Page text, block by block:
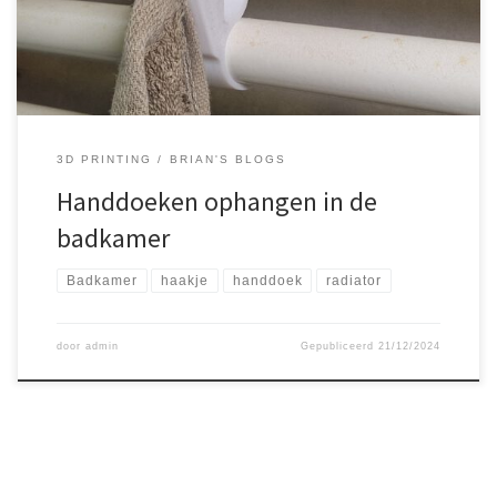
op de meest gunstige plek hangt, […]
3D PRINTING BRIAN'S BLOGS
Handdoeken ophangen in de
badkamer
Badkamer haakje handdoek radiator
door admin Gepubliceerd 21/12/2024